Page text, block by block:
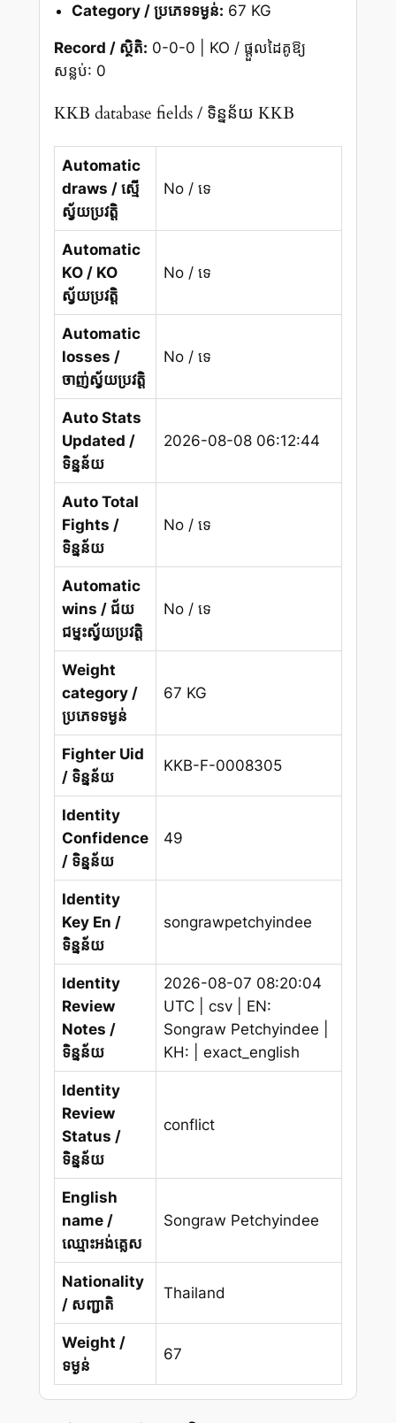
Category / ប្រភេទទម្ងន់: 67 KG
Record / ស្ថិតិ: 0-0-0 | KO / ផ្តួលដៃគូឱ្យ
សន្លប់: 0
KKB database fields / ទិន្នន័យ KKB
Automatic
draws / ស្មើ
ស្វ័យប្រវត្តិ
No / ទេ
Automatic
KO / KO
ស្វ័យប្រវត្តិ
No / ទេ
Automatic
losses /
ចាញ់ស្វ័យប្រវត្តិ
No / ទេ
Auto Stats
Updated /
ទិន្នន័យ
2026-08-08 06:12:44
Auto Total
Fights /
ទិន្នន័យ
No / ទេ
Automatic
wins / ជ័យ
ជម្នះស្វ័យប្រវត្តិ
No / ទេ
Weight
category /
ប្រភេទទម្ងន់
67 KG
Fighter Uid
/ ទិន្នន័យ
KKB-F-0008305
Identity
Confidence
/ ទិន្នន័យ
49
Identity
Key En /
ទិន្នន័យ
songrawpetchyindee
Identity
Review
Notes /
ទិន្នន័យ
2026-08-07 08:20:04
UTC | csv | EN:
Songraw Petchyindee |
KH: | exact_english
Identity
Review
Status /
ទិន្នន័យ
conflict
English
name /
ឈ្មោះអង់គ្លេស
Songraw Petchyindee
Nationality
/ សញ្ជាតិ
Thailand
Weight /
ទម្ងន់
67